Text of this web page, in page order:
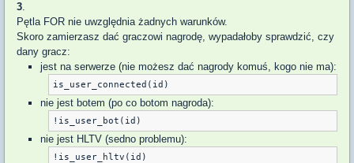
3.
Pętla FOR nie uwzględnia żadnych warunków.
Skoro zamierzasz dać graczowi nagrodę, wypadałoby sprawdzić, czy
dany gracz:
jest na serwerze (nie możesz dać nagrody komuś, kogo nie ma):
is_user_connected(id)
nie jest botem (po co botom nagroda):
!is_user_bot(id)
nie jest HLTV (sedno problemu):
!is_user_hltv(id)